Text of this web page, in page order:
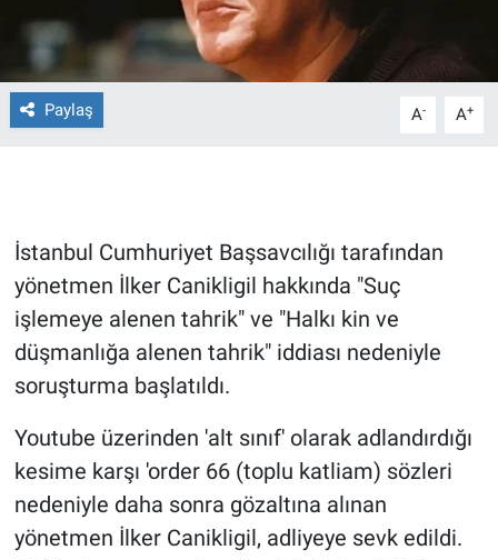
Paylaş A- A+
İstanbul Cumhuriyet Başsavcılığı tarafından
yönetmen İlker Canikligil hakkında "Suç
işlemeye alenen tahrik" ve "Halkı kin ve
düşmanlığa alenen tahrik" iddiası nedeniyle
soruşturma başlatıldı.
Youtube üzerinden 'alt sınıf' olarak adlandırdığı
kesime karşı 'order 66 (toplu katliam) sözleri
nedeniyle daha sonra gözaltına alınan
yönetmen İlker Canikligil, adliyeye sevk edildi.
Forum
Gerçeğin İzinde
Gün Ortası
Gündem Özel
Günün görüntüsü
İlan
Kimdir